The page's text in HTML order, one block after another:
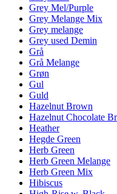
Grey Mel/Purple
Grey Melange Mix
Grey melange
Grey used Demin
Grå
Grå Melange
Grøn
Gul
Guld
Hazelnut Brown
Hazelnut Chocolate
Heather
Hegde Green
Herb Green
Herb Green Melange
Herb Green Mix
Hibiscus